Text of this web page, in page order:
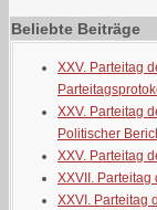
Beliebte Beiträge
XXV. Parteitag
XXV. Parteitag
Politischer
XXV. Parteitag
XXVII. Parteitag
XXVI. Parteitag